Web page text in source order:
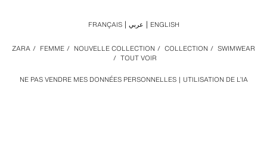
NE PAS VENDRE MES DONNÉES PERSONNELLES UTILISATION DE L’IA
ZARA / FEMME / NOUVELLE COLLECTION / COLLECTION / SWIMWEAR
/ TOUT VOIR
FRANÇAIS عربي ENGLISH